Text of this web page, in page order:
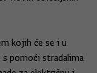
kojih će se i u
pomoći stradalima